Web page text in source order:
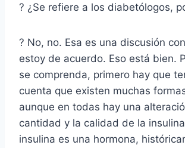
? ¿Se refiere a los diabetólogos,
? No, no. Esa es una discusión
estoy de acuerdo. Eso está bien.
se comprenda, primero hay que
cuenta que existen muchas
aunque en todas hay una
cantidad y la calidad de la
insulina es una hormona,